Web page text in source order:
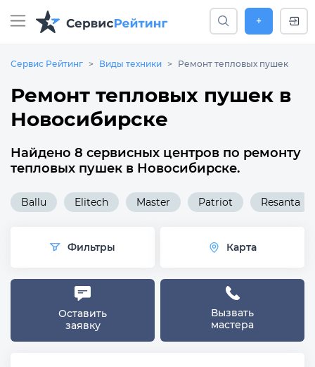
+
Сервис Рейтинг Виды техники Ремонт тепловых пушек
Ремонт тепловых пушек в
Новосибирске
Найдено 8 сервисных центров по ремонту
тепловых пушек в Новосибирске.
Ballu Elitech Master Patriot Resanta
Фильтры Карта
Оставить
заявку
Вызвать
мастера